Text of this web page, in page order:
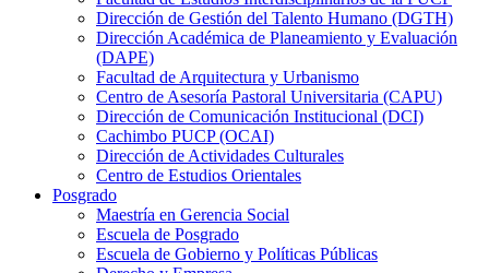
Dirección de Gestión del Talento Humano (DGTH)
Dirección Académica de Planeamiento y Evaluación
(DAPE)
Facultad de Arquitectura y Urbanismo
Centro de Asesoría Pastoral Universitaria (CAPU)
Dirección de Comunicación Institucional (DCI)
Cachimbo PUCP (OCAI)
Dirección de Actividades Culturales
Centro de Estudios Orientales
Posgrado
Maestría en Gerencia Social
Escuela de Posgrado
Escuela de Gobierno y Políticas Públicas